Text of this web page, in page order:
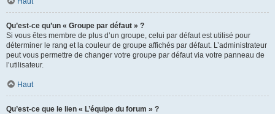
Qu’est-ce qu’un « Groupe par défaut » ?
Si vous êtes membre de plus d’un groupe, celui par défaut est utilisé pour
déterminer le rang et la couleur de groupe affichés par défaut. L’administrateur
peut vous permettre de changer votre groupe par défaut via votre panneau de
l’utilisateur.
Haut
Qu’est-ce que le lien « L’équipe du forum » ?